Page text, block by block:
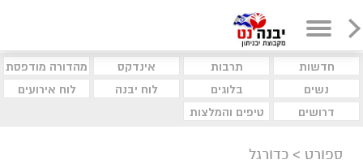
חדשות תרבות אינדקס
מהדורה מודפסת
נשים
בלוגים לוח יבנה
לוח אירועים
דרושים
טיפים והמלצות
ספורט > כדורגל